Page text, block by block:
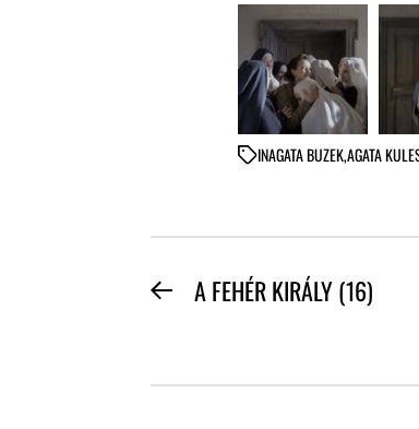
INAGATA BUZEK,AGATA
BEJEGYZÉS
PreviousA FEHÉR KIRÁLY (16)